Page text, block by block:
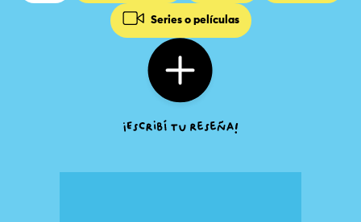
Series o películas